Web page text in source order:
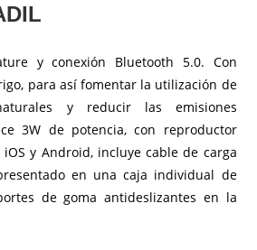
y conexión Bluetooth 5.0. Con
para así fomentar la utilización de
y reducir las emisiones
3W de potencia, con reproductor
iOS y Android, incluye cable de carga
en una caja individual de
de goma antideslizantes en la